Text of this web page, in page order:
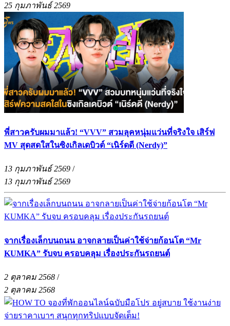
25 กุมภาพันธ์ 2569
พี่สาวครับผมมาแล้ว! “VVV” สวมลุคหนุ่มแว่นที่จริงใจ เสิร์ฟ
MV สุดสดใสในซิงเกิลเดบิวต์ “เนิร์ดดี (Nerdy)”
13 กุมภาพันธ์ 2569 /
13 กุมภาพันธ์ 2569
จากเรื่องเล็กบนถนน อาจกลายเป็นค่าใช้จ่ายก้อนโต “Mr
KUMKA” รับจบ ครอบคลุม เรื่องประกันรถยนต์
2 ตุลาคม 2568 /
2 ตุลาคม 2568